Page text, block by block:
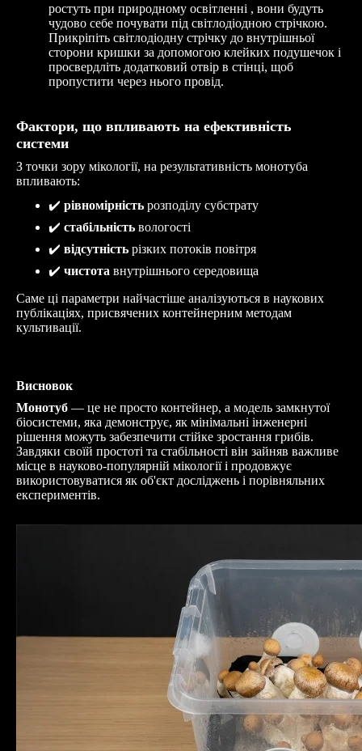
ростуть при природному освітленні , вони будуть
чудово себе почувати під світлодіодною стрічкою.
Прикріпіть світлодіодну стрічку до внутрішньої
сторони кришки за допомогою клейких подушечок і
просвердліть додатковий отвір в стінці, щоб
пропустити через нього провід.
Фактори, що впливають на ефективність
системи
З точки зору мікології, на результативність монотуба
впливають:
✔ рівномірність розподілу субстрату
✔ стабільність вологості
✔ відсутність різких потоків повітря
✔ чистота внутрішнього середовища
Саме ці параметри найчастіше аналізуються в наукових
публікаціях, присвячених контейнерним методам
культивації.
Висновок
Монотуб — це не просто контейнер, а модель замкнутої
біосистеми, яка демонструє, як мінімальні інженерні
рішення можуть забезпечити стійке зростання грибів.
Завдяки своїй простоті та стабільності він зайняв важливе
місце в науково-популярній мікології і продовжує
використовуватися як об'єкт досліджень і порівняльних
експериментів.